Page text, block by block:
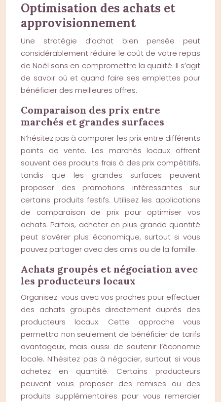
Optimisation des achats et
approvisionnement
Une stratégie d’achat bien pensée peut
considérablement réduire le coût de votre repas
de Noël sans en compromettre la qualité. Il s’agit
de savoir où et quand faire ses emplettes pour
bénéficier des meilleures offres.
Comparaison des prix entre
marchés et grandes surfaces
N’hésitez pas à comparer les prix entre différents
points de vente. Les marchés locaux offrent
souvent des produits frais à des prix compétitifs,
tandis que les grandes surfaces peuvent
proposer des promotions intéressantes sur
certains produits festifs. Utilisez les applications
de comparaison de prix pour optimiser vos
achats. Parfois, acheter en plus grande quantité
peut s’avérer plus économique, surtout si vous
pouvez partager avec des amis ou de la famille.
Achats groupés et négociation avec
les producteurs locaux
Organisez-vous avec vos proches pour effectuer
des achats groupés directement auprès des
producteurs locaux. Cette approche vous
permettra non seulement de bénéficier de tarifs
avantageux, mais aussi de soutenir l’économie
locale. N’hésitez pas à négocier, surtout si vous
achetez en quantité. Certains producteurs
peuvent vous proposer des remises ou des
produits supplémentaires pour vous remercier